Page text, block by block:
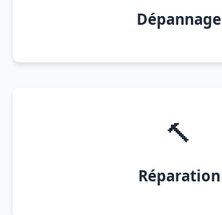
Dépannage
🔨
Réparation